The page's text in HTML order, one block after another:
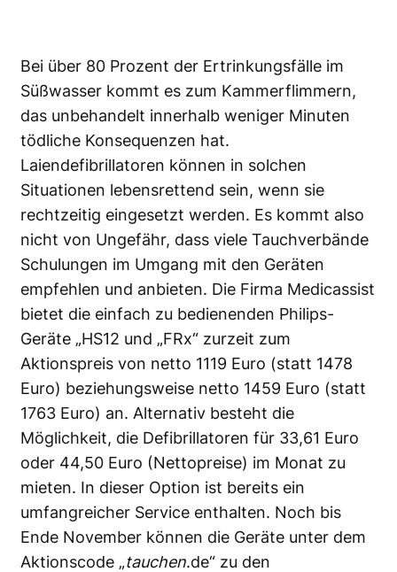
Bei über 80 Prozent der Ertrinkungsfälle im
Süßwasser kommt es zum Kammerflimmern,
das unbehandelt innerhalb weniger Minuten
tödliche Konsequenzen hat.
Laiendefibrillatoren können in solchen
Situationen lebensrettend sein, wenn sie
rechtzeitig eingesetzt werden. Es kommt also
nicht von Ungefähr, dass viele Tauchverbände
Schulungen im Umgang mit den Geräten
empfehlen und anbieten. Die Firma Medicassist
bietet die einfach zu bedienenden Philips-
Geräte „HS12 und „FRx“ zurzeit zum
Aktionspreis von netto 1119 Euro (statt 1478
Euro) beziehungsweise netto 1459 Euro (statt
1763 Euro) an. Alternativ besteht die
Möglichkeit, die Defibrillatoren für 33,61 Euro
oder 44,50 Euro (Nettopreise) im Monat zu
mieten. In dieser Option ist bereits ein
umfangreicher Service enthalten. Noch bis
Ende November können die Geräte unter dem
Aktionscode „tauchen.de“ zu den